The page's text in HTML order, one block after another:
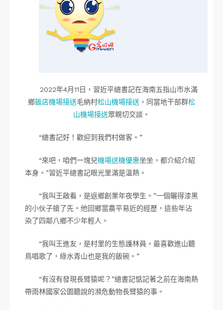
2022年4月11日，習近平總書記在海南五指山市水滿
鄉飯店機場接送毛納村松山機場接送 ，同當地干部群松
山機場接送眾親切交談。
“總書記好！歡迎到我們村做客。”
“來吧，咱們一塊兒機場送機優惠坐坐，都介紹介紹
本身。”習近平總書記眼光里滿是溫熱。
“我叫王啟看，是返鄉創業年夜學生。”一個曬得漆黑
的小伙子搶了先。他回鄉當農平易近的經歷，這些年沾
染了四鄰八鄉不少年輕人。
“我叫王進友，是村里的生態護林員。最喜歡進山聽
鳥唱歌了，綠水青山也是我的飯碗。”
“有沒有發現長臂猿呢？”總書記惦記著之前在海南熱
帶雨林國家公園聽說的瀕危動物長臂猿的事。